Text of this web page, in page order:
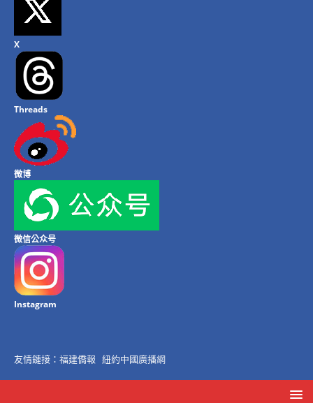
X
Threads
微博
微信公众号
Instagram
友情鏈接： 福建僑報 紐約中國廣播網